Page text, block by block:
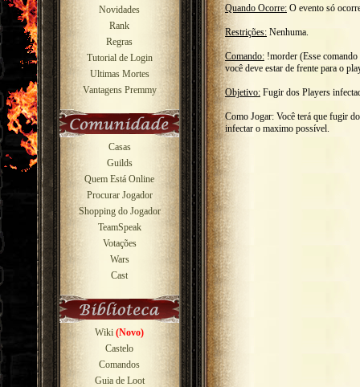
Novidades
Rank
Regras
Tutorial de Login
Ultimas Mortes
Vantagens Premmy
Casas
Guilds
Quem Está Online
Procurar Jogador
Shopping do Jogador
TeamSpeak
Votações
Wars
Cast
Wiki (Novo)
Castelo
Comandos
Guia de Loot
Quando Ocorre: O evento só
Restrições: Nenhuma.
Comando: !morder (Esse
você deve estar de frente para o
Objetivo: Fugir dos Players
Como Jogar: Você terá que fugir
infectar o maximo possível.